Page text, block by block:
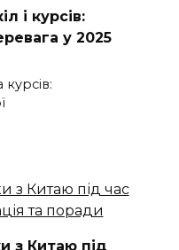
і курсів:
у 2025
з Китаю під